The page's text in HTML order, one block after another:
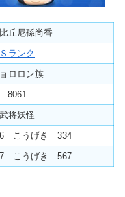
丘尼孫尚香
Ｓランク
ロロン族
8061
武将妖怪
こうげき 334
こうげき 567